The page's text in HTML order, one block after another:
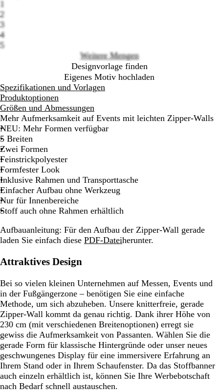
1
2
3
4
5
Weitere Mengen
Designvorlage finden
Eigenes Motiv hochladen
Spezifikationen und Vorlagen
Produktoptionen
Größen und Abmessungen
Mehr Aufmerksamkeit auf Events mit leichten Zipper-Walls
NEU: Mehr Formen verfügbar
5 Breiten
Zwei Formen
Feinstrickpolyester
Formfester Look
Inklusive Rahmen und Transporttasche
Einfacher Aufbau ohne Werkzeug
Nur für Innenbereiche
Stoff auch ohne Rahmen erhältlich
Aufbauanleitung: Für den Aufbau der Zipper-Wall gerade
laden Sie einfach diese PDF-Dateiherunter.
Attraktives Design
Bei so vielen kleinen Unternehmen auf Messen, Events und
in der Fußgängerzone – benötigen Sie eine einfache
Methode, um sich abzuheben. Unsere knitterfreie, gerade
Zipper-Wall kommt da genau richtig. Dank ihrer Höhe von
230 cm (mit verschiedenen Breitenoptionen) erregt sie
gewiss die Aufmerksamkeit von Passanten. Wählen Sie die
gerade Form für klassische Hintergründe oder unser neues
geschwungenes Display für eine immersivere Erfahrung an
Ihrem Stand oder in Ihrem Schaufenster. Da das Stoffbanner
auch einzeln erhältlich ist, können Sie Ihre Werbebotschaft
nach Bedarf schnell austauschen.